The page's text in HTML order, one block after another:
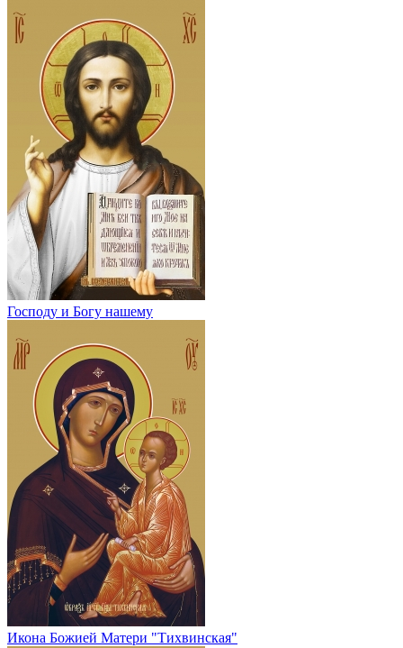
Господу и Богу нашему
Икона Божией Матери "Тихвинская"